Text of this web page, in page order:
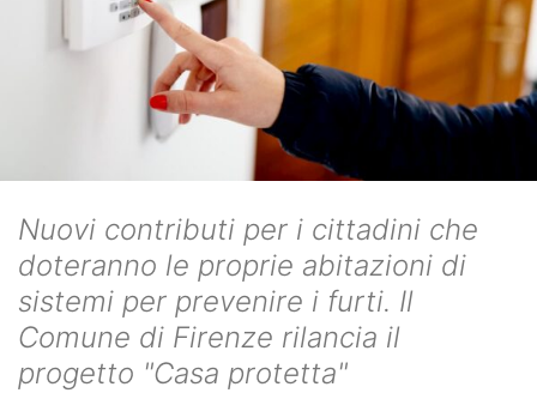
Nuovi contributi per i cittadini che
doteranno le proprie abitazioni di
sistemi per prevenire i furti. Il
Comune di Firenze rilancia il
progetto "Casa protetta"